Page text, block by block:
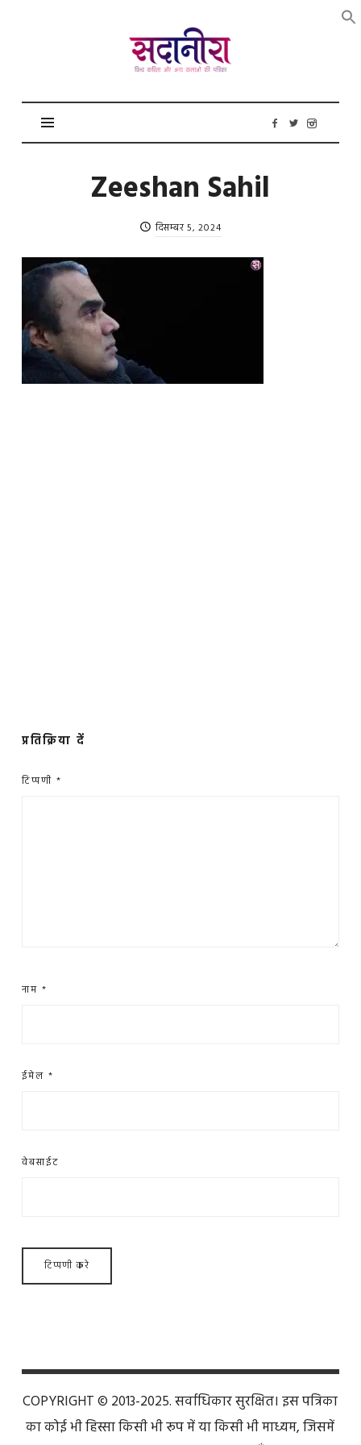
सदानीरा
Zeeshan Sahil
दिसम्बर 5, 2024
प्रतिक्रिया दें
टिप्पणी *
नाम *
ईमेल *
वेबसाईट
COPYRIGHT © 2013-2025. सर्वाधिकार सुरक्षित। इस पत्रिका
का कोई भी हिस्सा किसी भी रूप में या किसी भी माध्यम, जिसमें